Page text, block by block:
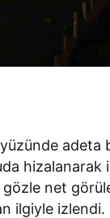
gözle net
ilgiyle izlendi.